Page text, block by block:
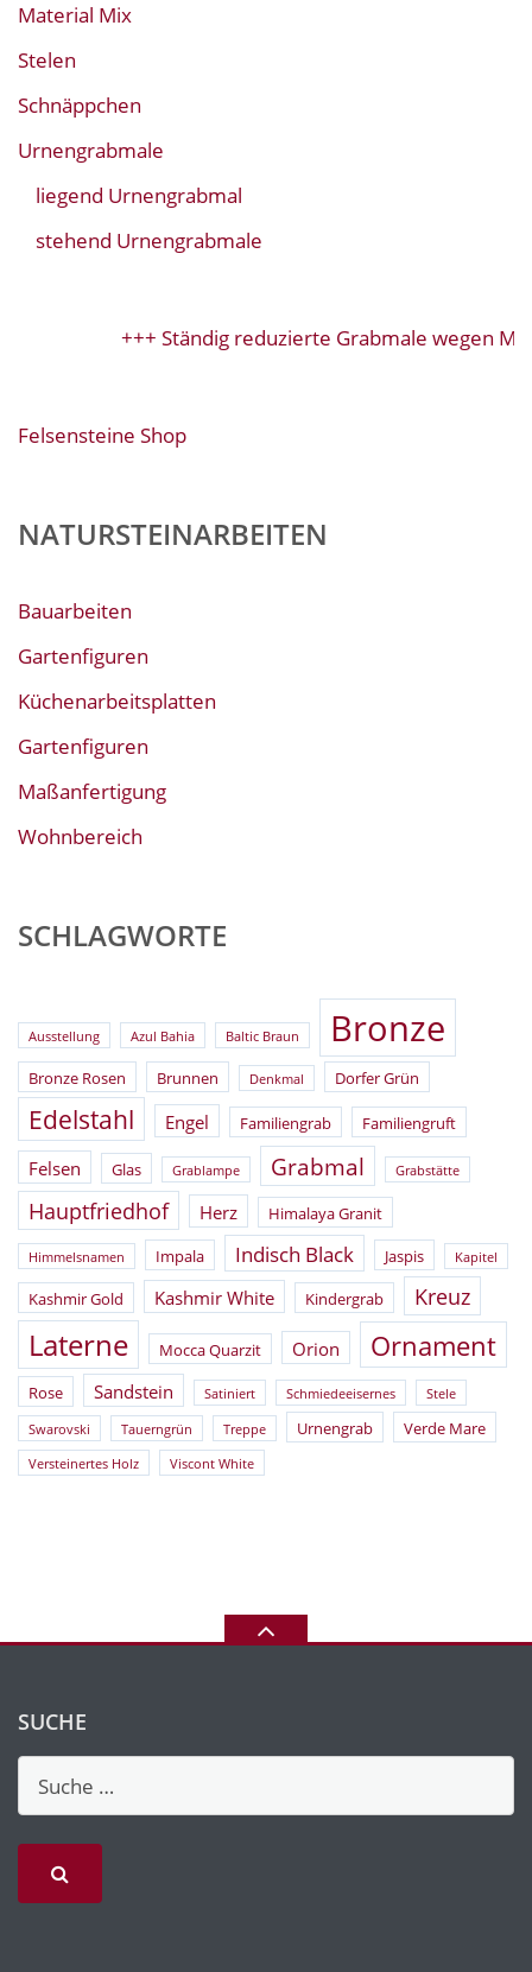
Material Mix
Stelen
Schnäppchen
Urnengrabmale
liegend Urnengrabmal
stehend Urnengrabmale
+++ Ständig reduzierte Grabmale wegen
Felsensteine Shop
NATURSTEINARBEITEN
Bauarbeiten
Gartenfiguren
Küchenarbeitsplatten
Gartenfiguren
Maßanfertigung
Wohnbereich
SCHLAGWORTE
Ausstellung Azul Bahia Baltic Braun Bronze
Bronze Rosen Brunnen Denkmal Dorfer Grün
Edelstahl Engel Familiengrab Familiengruft
Felsen Glas Grablampe Grabmal Grabstätte
Hauptfriedhof Herz Himalaya Granit
Himmelsnamen Impala Indisch Black Jaspis Kapitel
Kashmir Gold Kashmir White Kindergrab Kreuz
Laterne Mocca Quarzit Orion Ornament
Rose Sandstein Satiniert Schmiedeeisernes Stele
Swarovski Tauerngrün Treppe Urnengrab Verde Mare
Versteinertes Holz Viscont White
SUCHE